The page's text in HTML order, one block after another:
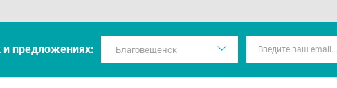
и предложениях: